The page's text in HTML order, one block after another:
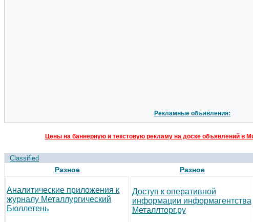
Рекламные объявления:
Цены на баннерную и текстовую рекламу на доске объявлений в
Classified
Разное
Аналитические приложения к
журналу Металлургический
Бюллетень
Разное
Доступ к оперативной
информации информагентства
Металлторг.ру